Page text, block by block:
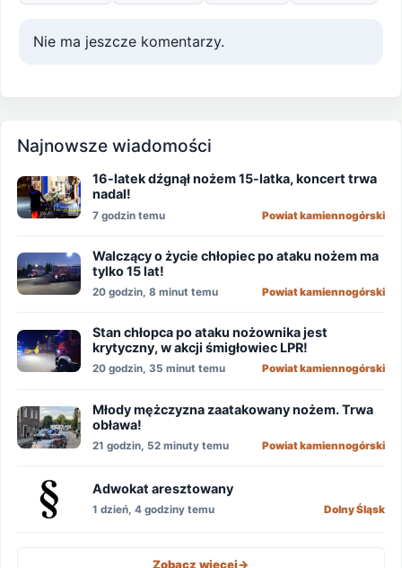
Nie ma jeszcze komentarzy.
Najnowsze wiadomości
16-latek dźgnął nożem 15-latka, koncert trwa
nadal!
7 godzin temu Powiat kamiennogórski
Walczący o życie chłopiec po ataku nożem ma
tylko 15 lat!
20 godzin, 8 minut temu Powiat kamiennogórski
Stan chłopca po ataku nożownika jest
krytyczny, w akcji śmigłowiec LPR!
20 godzin, 35 minut temu Powiat kamiennogórski
Młody mężczyzna zaatakowany nożem. Trwa
obława!
21 godzin, 52 minuty temu Powiat kamiennogórski
Adwokat aresztowany
1 dzień, 4 godziny temu Dolny Śląsk
Zobacz więcej->